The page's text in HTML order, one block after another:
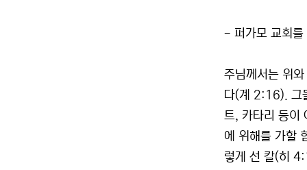
- 퍼가모 교회
주님께서는 위
다(계 2:16). 그
트, 카타리 등이
에 위해를 가할
렇게 선 칼(히